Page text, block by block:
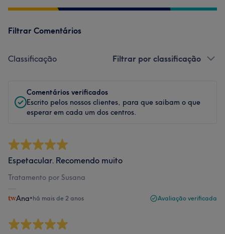
Filtrar Comentários
Classificação Filtrar por classificação
Comentários verificados
Escrito pelos nossos clientes, para que saibam o que
esperar em cada um dos centros.
Espetacular. Recomendo muito
Tratamento por Susana
Ana•há mais de 2 anos Avaliação verificada